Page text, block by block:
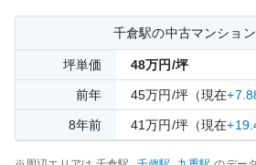
千倉駅の中古マンショ
坪単価 48万円/坪
前年 45万円/坪（現在
8年前 41万円/坪（現在